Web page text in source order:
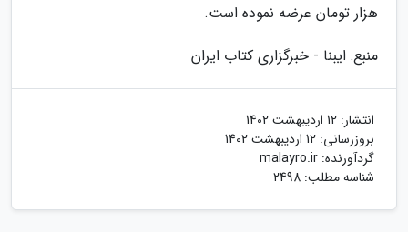
هزار تومان عرضه نموده است.
منبع: ایبنا - خبرگزاری کتاب ایران
انتشار: 12 اردیبهشت 1402
بروزرسانی: 12 اردیبهشت 1402
گردآورنده: malayro.ir
شناسه مطلب: 2498